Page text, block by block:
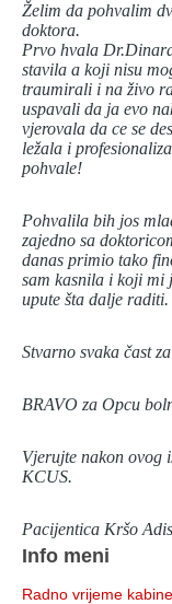
Želim da pohvalim
doktora.
Prvo hvala
stavila a koji nisu
traumirali i na živo
uspavali da ja evo
vjerovala da ce se
ležala i
pohvale!
Pohvalila bih jos
zajedno sa
danas primio tako
sam kasnila i koji mi
upute šta dalje raditi.
Stvarno svaka čast
BRAVO za Opcu
Vjerujte nakon ovog
KCUS.
Pacijentica Kršo
Info meni
Radno vrijeme